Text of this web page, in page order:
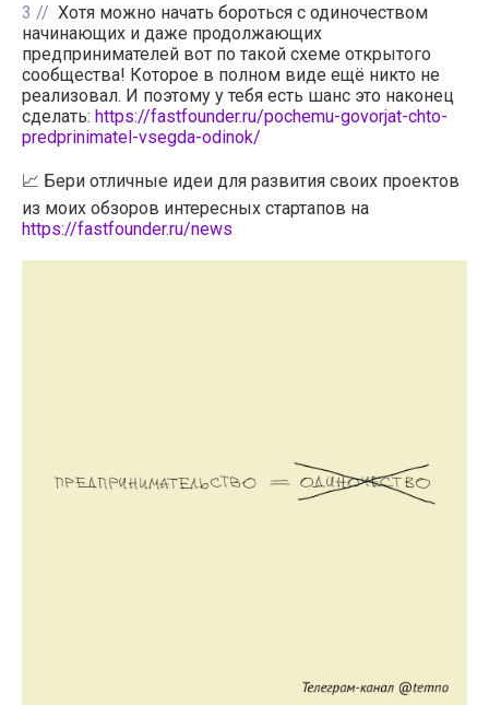
3
Хотя можно начать бороться с одиночеством
начинающих и даже продолжающих
предпринимателей вот по такой схеме открытого
сообщества! Которое в полном виде ещё никто не
реализовал. И поэтому у тебя есть шанс это наконец
сделать: https://fastfounder.ru/pochemu-govorjat-chto-
predprinimatel-vsegda-odinok/
📈 Бери отличные идеи для развития своих проектов
из моих обзоров интересных стартапов на
https://fastfounder.ru/news